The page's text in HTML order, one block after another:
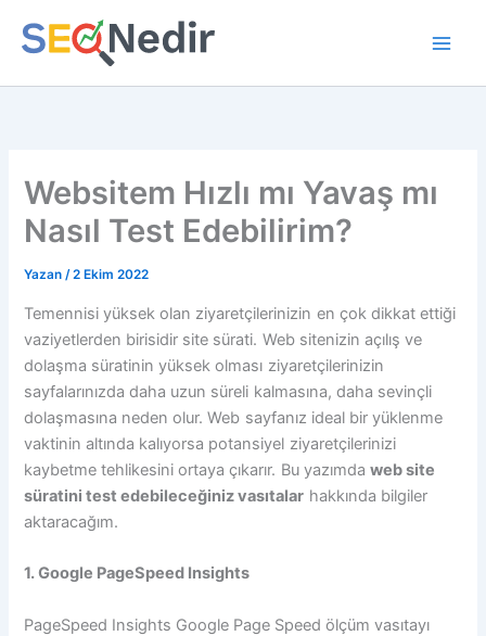
atla
Websitem Hızlı mı Yavaş mı
Nasıl Test Edebilirim?
Yazan /2 Ekim 2022
Temennisi yüksek olan ziyaretçilerinizin en çok dikkat ettiği
vaziyetlerden birisidir site sürati. Web sitenizin açılış ve
dolaşma süratinin yüksek olması ziyaretçilerinizin
sayfalarınızda daha uzun süreli kalmasına, daha sevinçli
dolaşmasına neden olur. Web sayfanız ideal bir yüklenme
vaktinin altında kalıyorsa potansiyel ziyaretçilerinizi
kaybetme tehlikesini ortaya çıkarır. Bu yazımda web site
süratini test edebileceğiniz vasıtalar hakkında bilgiler
aktaracağım.
1. Google PageSpeed Insights
PageSpeed ​​Insights Google Page Speed ​​ölçüm vasıtayı